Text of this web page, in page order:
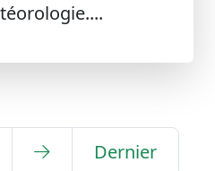
Dernier